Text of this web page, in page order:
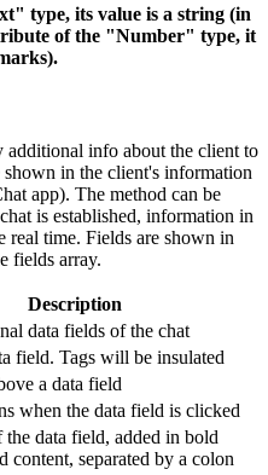
type, its value is a string (in
of the "Number" type, it
additional info about the client to
in the client's information
app). The method can be
is established, information in
real time. Fields are shown in
fields array.
Description
data fields of the chat
field. Tags will be insulated
a data field
when the data field is clicked
data field, added in bold
content, separated by a colon